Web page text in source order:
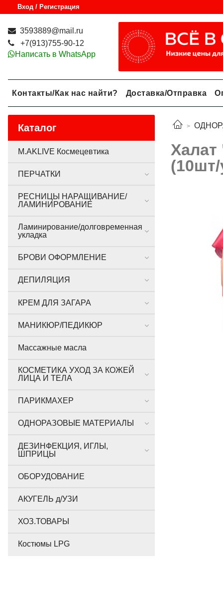
Вход / Регистрация
3593889@mail.ru
+7(913)755-90-12
Написать в WhatsApp
Контакты/Как нас найти? Доставка/Отправка
Каталог
M.AKLIVE Космецевтика
ПЕРЧАТКИ
РЕСНИЦЫ НАРАЩИВАНИЕ/
ЛАМИНИРОВАНИЕ
Ламинирование/долговременная
укладка
БРОВИ ОФОРМЛЕНИЕ
ДЕПИЛЯЦИЯ
КРЕМ ДЛЯ ЗАГАРА
МАНИКЮР/ПЕДИКЮР
Массажные масла
КОСМЕТИКА УХОД ЗА КОЖЕЙ
ЛИЦА И ТЕЛА
ПАРИКМАХЕР
ОДНОРАЗОВЫЕ МАТЕРИАЛЫ
ДЕЗИНФЕКЦИЯ, ИГЛЫ,
ШПРИЦЫ
ОБОРУДОВАНИЕ
АКУГЕЛЬ д/УЗИ
ХОЗ.ТОВАРЫ
Костюмы LPG